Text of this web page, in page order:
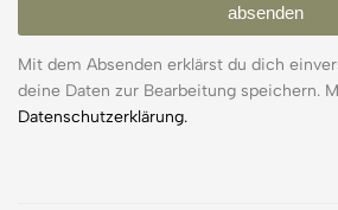
absenden
Mit dem Absenden erklärst du dich
deine Daten zur Bearbeitung speichern.
Datenschutzerklärung.